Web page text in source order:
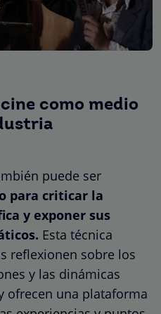
como medio
puede ser
para criticar la
y exponer sus
Esta técnica
reflexionen sobre los
y las dinámicas
ofrecen una plataforma